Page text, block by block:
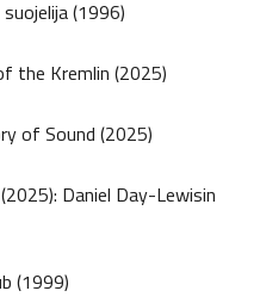
(1996)
the Kremlin (2025)
of Sound (2025)
Daniel Day-Lewisin
(1999)